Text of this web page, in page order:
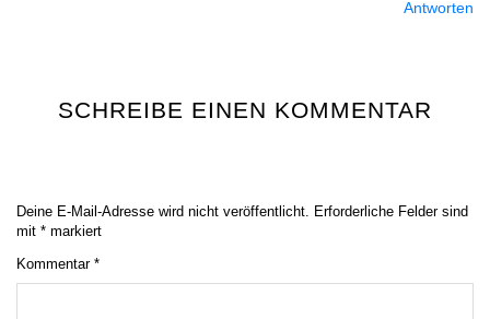
Antworten
SCHREIBE EINEN KOMMENTAR
Deine E-Mail-Adresse wird nicht veröffentlicht.
Erforderliche Felder sind
mit * markiert
Kommentar *